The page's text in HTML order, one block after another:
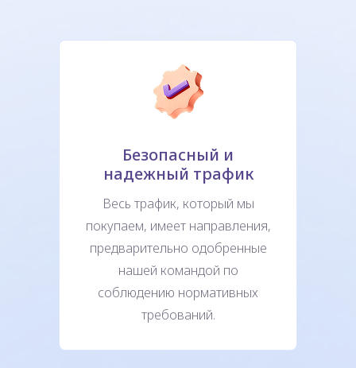
Безопасный и
надежный трафик
Весь трафик, который мы
покупаем, имеет направления,
предварительно одобренные
нашей командой по
соблюдению нормативных
требований.